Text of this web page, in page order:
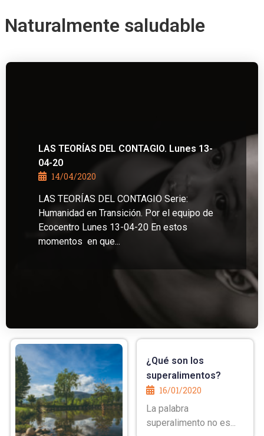
Naturalmente saludable
LAS TEORÍAS DEL CONTAGIO. Lunes 13-
04-20
14/04/2020
LAS TEORÍAS DEL CONTAGIO Serie:
Humanidad en Transición. Por el equipo de
Ecocentro Lunes 13-04-20 En estos
momentos en que...
¿Qué son los
superalimentos?
16/01/2020
La palabra
superalimento no es...